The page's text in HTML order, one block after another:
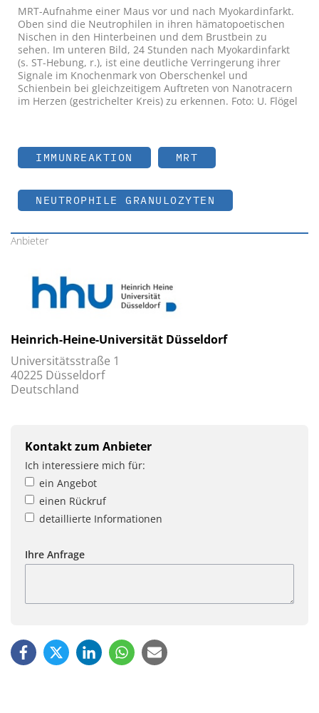
MRT-Aufnahme einer Maus vor und nach Myokardinfarkt.
Oben sind die Neutrophilen in ihren hämatopoetischen
Nischen in den Hinterbeinen und dem Brustbein zu
sehen. Im unteren Bild, 24 Stunden nach Myokardinfarkt
(s. ST-Hebung, r.), ist eine deutliche Verringerung ihrer
Signale im Knochenmark von Oberschenkel und
Schienbein bei gleichzeitigem Auftreten von Nanotracern
im Herzen (gestrichelter Kreis) zu erkennen. Foto: U. Flögel
IMMUNREAKTION MRT
NEUTROPHILE GRANULOZYTEN
Anbieter
Heinrich-Heine-Universität Düsseldorf
Universitätsstraße 1
40225 Düsseldorf
Deutschland
Kontakt zum Anbieter
Ich interessiere mich für:
ein Angebot
einen Rückruf
detaillierte Informationen
Ihre Anfrage